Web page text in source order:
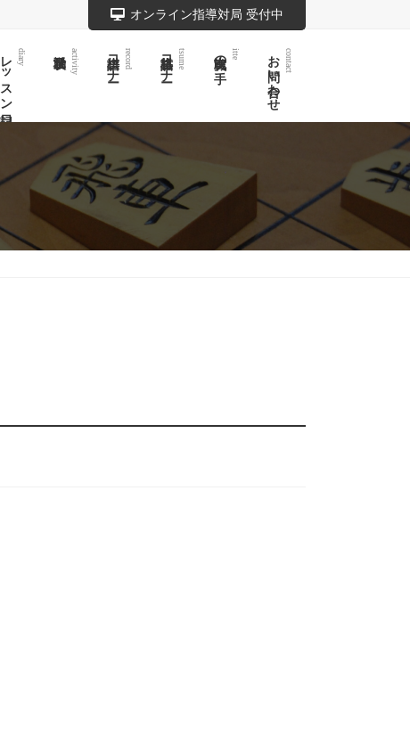
オンライン指導対局 受付中
レッスン日記 diary activity 棋譜コーナー record 詰将棋コーナー tsume 実戦次の一手 itte お問い合わせ contact